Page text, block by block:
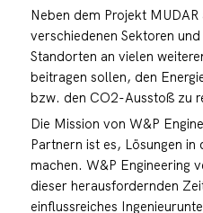
Neben dem Projekt
verschiedenen Sektoren
Standorten an vielen
beitragen sollen, den
bzw. den CO2-Ausstoß zu
Die Mission von W&P
Partnern ist es, Lösungen
machen. W&P Engineering
dieser herausfordernden
einflussreiches